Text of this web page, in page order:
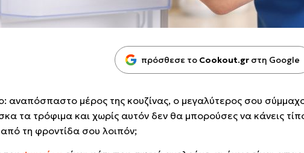
πρόσθεσε το Cookout.gr στη Google
αναπόσπαστο μέρος της κουζίνας, ο μεγαλύτερος σου
τα τρόφιμα και χωρίς αυτόν δεν θα μπορούσες να κάνεις
από τη φροντίδα σου λοιπόν;